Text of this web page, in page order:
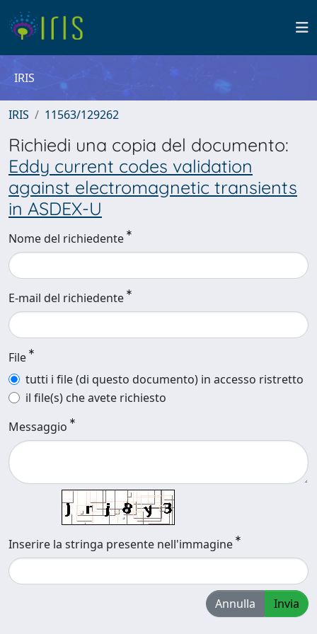
IRIS
IRIS 11563/129262
Richiedi una copia del documento:
Eddy current codes validation
against electromagnetic transients
in ASDEX-U
Nome del richiedente
E-mail del richiedente
File
tutti i file (di questo documento) in accesso ristretto
il file(s) che avete richiesto
Messaggio
Inserire la stringa presente nell'immagine
Annulla Invia